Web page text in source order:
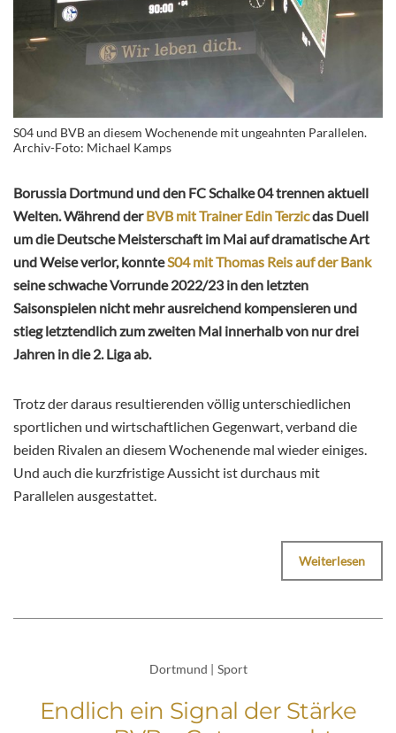
S04 und BVB an diesem Wochenende mit ungeahnten Parallelen.
Archiv-Foto: Michael Kamps
Borussia Dortmund und den FC Schalke 04 trennen aktuell
Welten. Während derBVB mit Trainer Edin Terzicdas Duell
um die Deutsche Meisterschaft im Mai auf dramatische Art
und Weise verlor, konnteS04 mit Thomas Reis auf der Bank
seine schwache Vorrunde 2022/23 in den letzten
Saisonspielen nicht mehr ausreichend kompensieren und
stieg letztendlich zum zweiten Mal innerhalb von nur drei
Jahren in die 2. Liga ab.
Trotz der daraus resultierenden völlig unterschiedlichen
sportlichen und wirtschaftlichen Gegenwart, verband die
beiden Rivalen an diesem Wochenende mal wieder einiges.
Und auch die kurzfristige Aussicht ist durchaus mit
Parallelen ausgestattet.
Weiterlesen
Dortmund | Sport
Endlich ein Signal der Stärke